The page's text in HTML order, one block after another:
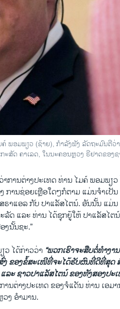
ພອມພຽວ (ຊ້າຍ), ກຳລັງຟັງ ລັດຖະມົນຕີ
ສັດ ຄາເລດ, ໃນນະຄອນຫຼວງ ຣີຢາດຂອງຊ
ການຕ່າງປະເທດ ທ່ານ ໄມຄ໌ ພອມພຽ
ການຊ່ອຍເຫຼືອໃດໆກໍຕາມ ແມ່ນຈຳເປັ
ຣາແອລ ກັບ ປາແລັສໄຕນ໌. ອັນນັ້ນ ແມ່ນ
ລັດ ແລະ ທ່ານ ໄດ້ຊຸກຍູ້ໃຫ້ ປາແລັສໄຕ
ງນັ້ນຊະ.”
ວ ໄດ້ກ່າວວ່າ “ພວກເຮົາຈະສືບຕໍ່ທຳງ
ງ ຂອງຂໍ້ສະເໜີທີ່ຈະໄດ້ຮັບຜົນທີ່ດີທີ່ສຸດ
ລະ ຊາວປາແລັສໄຕນ໌ ຂອງທັງສອງປະ
ານຕ່າງປະເທດ ຂອງຈໍແດັນ ທ່ານ ເອມ
ງ ອຳມານ.